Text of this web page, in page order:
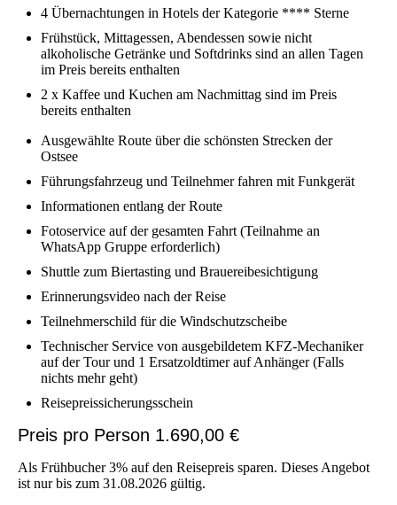
4 Übernachtungen in Hotels der Kategorie **** Sterne
Frühstück, Mittagessen, Abendessen sowie nicht
alkoholische Getränke und Softdrinks sind an allen Tagen
im Preis bereits enthalten
2 x Kaffee und Kuchen am Nachmittag sind im Preis
bereits enthalten
Ausgewählte Route über die schönsten Strecken der
Ostsee
Führungsfahrzeug und Teilnehmer fahren mit Funkgerät
Informationen entlang der Route
Fotoservice auf der gesamten Fahrt (Teilnahme an
WhatsApp Gruppe erforderlich)
Shuttle zum Biertasting und Brauereibesichtigung
Erinnerungsvideo nach der Reise
Teilnehmerschild für die Windschutzscheibe
Technischer Service von ausgebildetem KFZ-Mechaniker
auf der Tour und 1 Ersatzoldtimer auf Anhänger (Falls
nichts mehr geht)
Reisepreissicherungsschein
Preis pro Person 1.690,00 €
Als Frühbucher 3% auf den Reisepreis sparen. Dieses Angebot
ist nur bis zum 31.08.2026 gültig.